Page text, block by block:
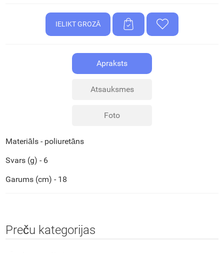
Apraksts
Atsauksmes
Foto
Materiāls - poliuretāns
Svars (g) - 6
Garums (cm) - 18
Preču kategorijas